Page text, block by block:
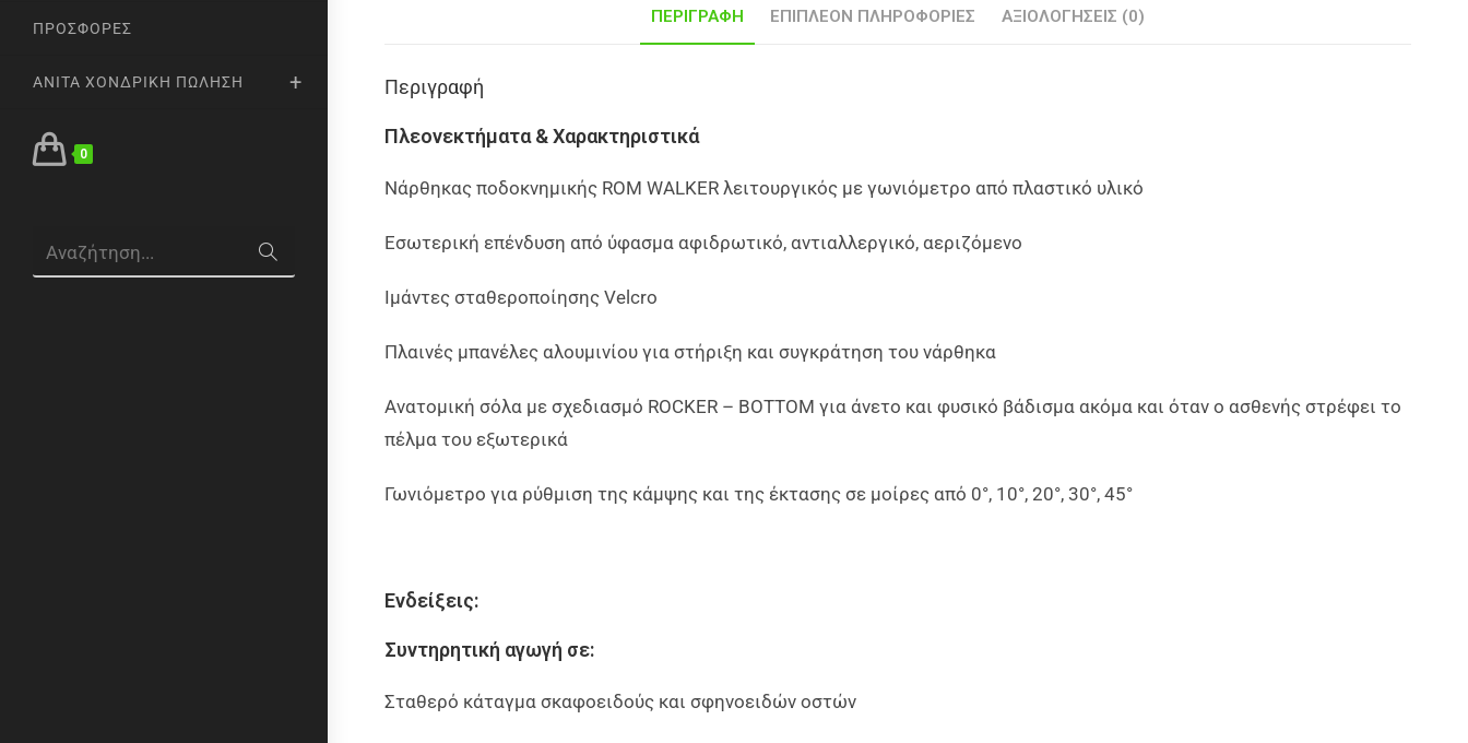
ΠΡΟΣΦΟΡΈΣ
ANITA ΧΟΝΔΡΙΚΉ ΠΏΛΗΣΗ
0
Αναζήτηση...
ΠΕΡΙΓΡΑΦΉ ΕΠΙΠΛΈΟΝ ΠΛΗΡΟΦΟΡΊΕΣ ΑΞΙΟΛΟΓΉΣΕΙΣ (0)
Περιγραφή
Πλεονεκτήματα & Χαρακτηριστικά
Νάρθηκας ποδοκνημικής ROM WALKER λειτουργικός με γωνιόμετρο από πλαστικό υλικό
Εσωτερική επένδυση από ύφασμα αφιδρωτικό, αντιαλλεργικό, αεριζόμενο
Ιμάντες σταθεροποίησης Velcro
Πλαινές μπανέλες αλουμινίου για στήριξη και συγκράτηση του νάρθηκα
Ανατομική σόλα με σχεδιασμό ROCKER – BOTTOM για άνετο και φυσικό βάδισμα ακόμα και όταν ο ασθενής στρέφει το
πέλμα του εξωτερικά
Γωνιόμετρο για ρύθμιση της κάμψης και της έκτασης σε μοίρες από 0°, 10°, 20°, 30°, 45°
Ενδείξεις:
Συντηρητική αγωγή σε:
Σταθερό κάταγμα σκαφοειδούς και σφηνοειδών οστών